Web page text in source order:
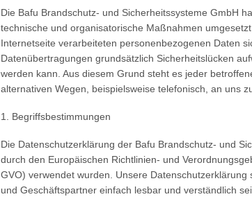
Die Bafu Brandschutz- und Sicherheitssysteme GmbH
technische und organisatorische Maßnahmen
Internetseite verarbeiteten personenbezogenen Daten
Datenübertragungen grundsätzlich Sicherheitslücken
werden kann. Aus diesem Grund steht es jeder
alternativen Wegen, beispielsweise telefonisch, an uns
1. Begriffsbestimmungen
Die Datenschutzerklärung der Bafu Brandschutz- und
durch den Europäischen Richtlinien- und
GVO) verwendet wurden. Unsere
und Geschäftspartner einfach lesbar und verständlich